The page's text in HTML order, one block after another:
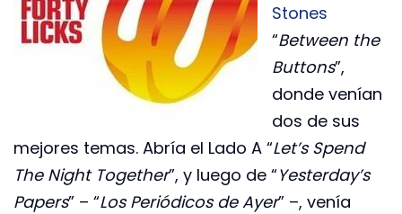
Stones
“Between the
Buttons”,
donde venían
dos de sus
mejores temas. Abría el Lado A “Let’s Spend
The Night Together”, y luego de “Yesterday’s
Papers” – “Los Periódicos de Ayer” –, venía